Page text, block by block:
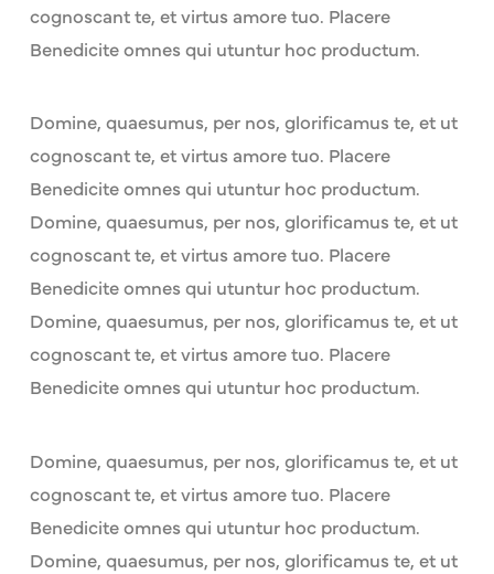
cognoscant te, et virtus amore tuo. Placere
Benedicite omnes qui utuntur hoc productum.
Domine, quaesumus, per nos, glorificamus te, et ut
cognoscant te, et virtus amore tuo. Placere
Benedicite omnes qui utuntur hoc productum.
Domine, quaesumus, per nos, glorificamus te, et ut
cognoscant te, et virtus amore tuo. Placere
Benedicite omnes qui utuntur hoc productum.
Domine, quaesumus, per nos, glorificamus te, et ut
cognoscant te, et virtus amore tuo. Placere
Benedicite omnes qui utuntur hoc productum.
Domine, quaesumus, per nos, glorificamus te, et ut
cognoscant te, et virtus amore tuo. Placere
Benedicite omnes qui utuntur hoc productum.
Domine, quaesumus, per nos, glorificamus te, et ut